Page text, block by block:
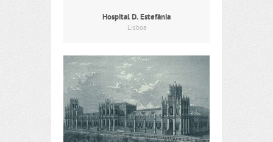
Hospital D. Estefânia
Lisboa